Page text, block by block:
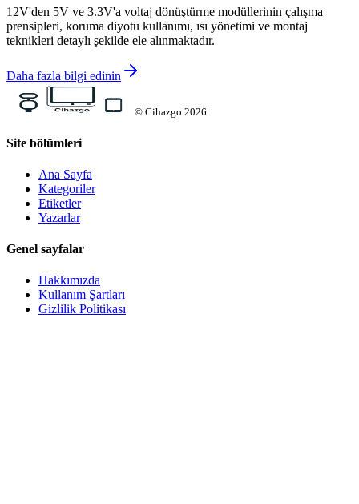
12V'den 5V ve 3.3V'a voltaj dönüştürme modüllerinin çalışma
prensipleri, koruma diyotu kullanımı, ısı yönetimi ve montaj
teknikleri detaylı şekilde ele alınmaktadır.
Daha fazla bilgi edinin
© Cihazgo 2026
Site bölümleri
Ana Sayfa
Kategoriler
Etiketler
Yazarlar
Genel sayfalar
Hakkımızda
Kullanım Şartları
Gizlilik Politikası